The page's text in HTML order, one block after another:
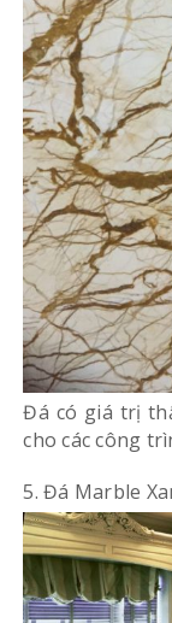
Đá có giá trị
cho các công
5. Đá Marble